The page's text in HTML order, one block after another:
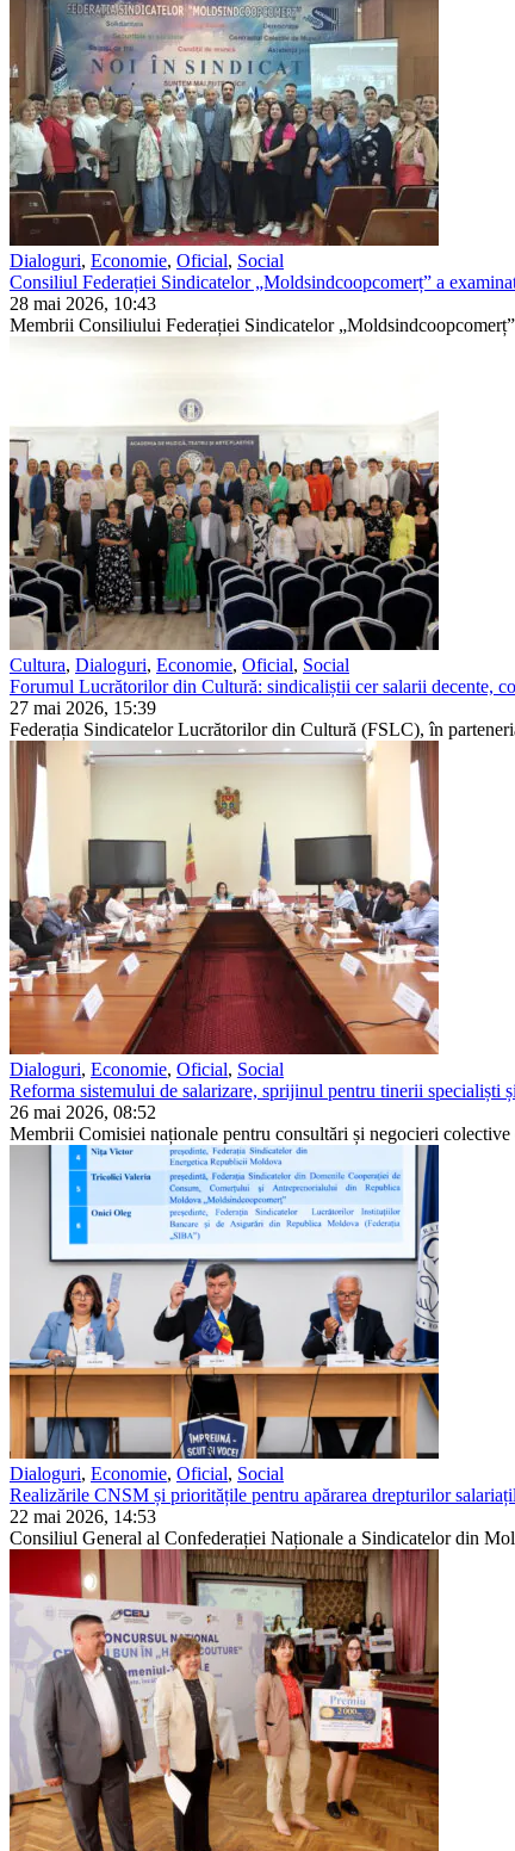
Dialoguri, Economie, Oficial, Social
Consiliul Federației Sindicatelor „Moldsindcoopcomerț” a
28 mai 2026, 10:43
Membrii Consiliului Federației Sindicatelor
Cultura, Dialoguri, Economie, Oficial, Social
Forumul Lucrătorilor din Cultură: sindicaliștii cer salarii decente,
27 mai 2026, 15:39
Federația Sindicatelor Lucrătorilor din Cultură (FSLC), în
Dialoguri, Economie, Oficial, Social
Reforma sistemului de salarizare, sprijinul pentru tinerii
26 mai 2026, 08:52
Membrii Comisiei naționale pentru consultări și negocieri
Dialoguri, Economie, Oficial, Social
Realizările CNSM și prioritățile pentru apărarea drepturilor
22 mai 2026, 14:53
Consiliul General al Confederației Naționale a Sindicatelor din